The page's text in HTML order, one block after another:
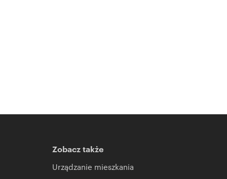
Zobacz także
Urządzanie mieszkania